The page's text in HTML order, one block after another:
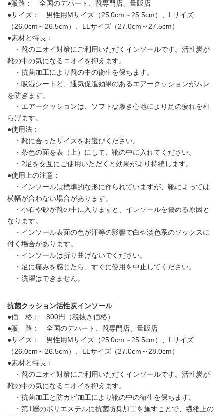
●販路： 全国のデパート、靴専門店、量販店
●サイズ： 男性用Mサイズ（25.0cm～25.5cm）、Lサイズ
（26.0cm～26.5cm）、LLサイズ（27.0cm～27.5cm）
●素材と特長：
・靴のニオイ対策にご利用いただくインソールです。活性炭が
靴の中の気になるニオイを抑えます。
・抗菌加工により靴の中の衛生を保ちます。
・吸湿シートと、通気促進効果のあるエアークッションがムレ
を防ぎます。
・エアークッションは、ソフトな履き心地により足の疲れを和
らげます。
●使用法：
・靴に合ったサイズをお選びください。
・茶色の面を表（上）にして、靴の中に入れてください。
・2足を交互にご使用いただくと効果がより持続します。
●使用上の注意：
・インソールは標準的な形に作られていますが、靴によっては
横幅が合わない場合があります。
・小石や砂が靴の中に入りますと、インソールを傷める原因と
なります。
・インソール表面の色が汗等の影響で白や淡色系のソックスに
付く場合があります。
・インソールは折り曲げないでください。
・足に痛みを感じたら、すぐに使用を中止してください。
・洗濯はできません。
抗菌クッション活性炭インソール
●価 格： 800円（税抜き価格）
●販 路： 全国のデパート、靴専門店、量販店
●サイズ： 男性用Mサイズ（25.0cm～25.5cm）、Lサイズ
（26.0cm～26.5cm）、LLサイズ（27.0cm～28.0cm）
●素材と特長：
・靴のニオイ対策にご利用いただくインソールです。活性炭が
靴の中の気になるニオイを抑えます。
・抗菌加工と防カビ加工により靴の中の衛生を保ちます。
・第1層のポリエステルに抗菌防臭加工を施すことで、繊維上の